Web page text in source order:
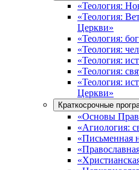
«Теология:
«Теология:
Церкви»
«Теология:
«Теология:
«Теология:
«Теология:
«Теология:
Церкви»
Краткосрочные
«Основы
«Агиология:
«Письменная